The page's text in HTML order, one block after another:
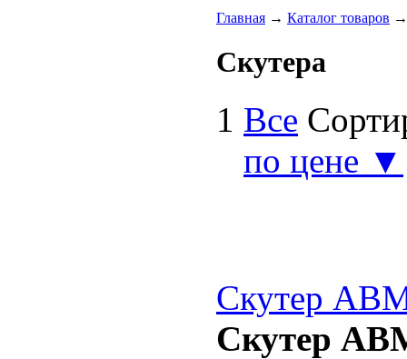
Главная → Каталог товаров
Скутера
1 Все
по цене ▼
Cкутер
Cкутер